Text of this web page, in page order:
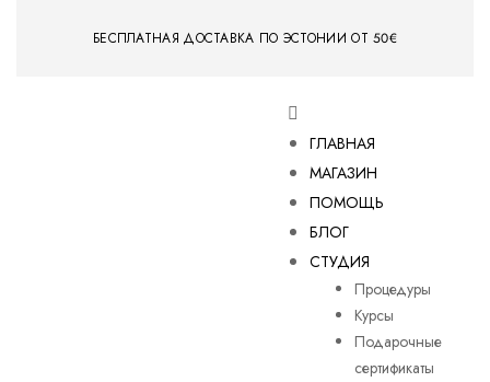
БЕСПЛАТНАЯ ДОСТАВКА ПО ЭСТОНИИ ОТ 50€
ГЛАВНАЯ
МАГАЗИН
ПОМОЩЬ
БЛОГ
СТУДИЯ
Процедуры
Курсы
Подарочные
сертификаты